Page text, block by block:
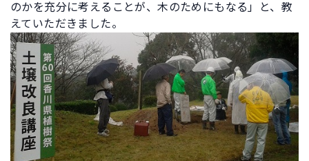
のかを充分に考えることが、木のためにもなる」と、教
えていただきました。